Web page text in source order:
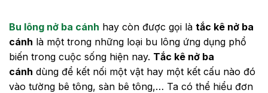
Bu lông nở ba cánh hay còn được gọi là tắc kê nở ba
cánh là một trong những loại bu lông ứng dụng phổ
biến trong cuộc sống hiện nay. Tắc kê nở ba
cánh dùng để kết nối một vật hay một kết cấu nào đó
vào tường bê tông, sàn bê tông,… Ta có thể hiểu đơn